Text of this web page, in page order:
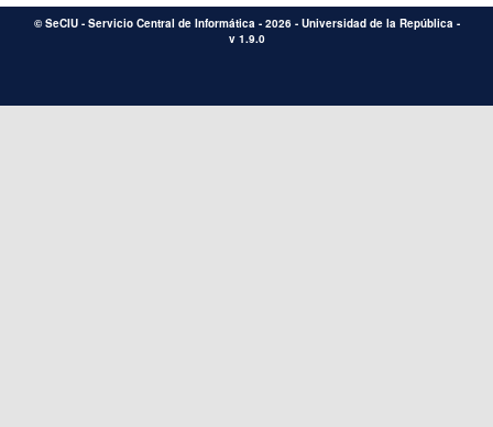
©SeCIU- Servicio Central de Informática - 2026 - Universidad de la República -
v 1.9.0